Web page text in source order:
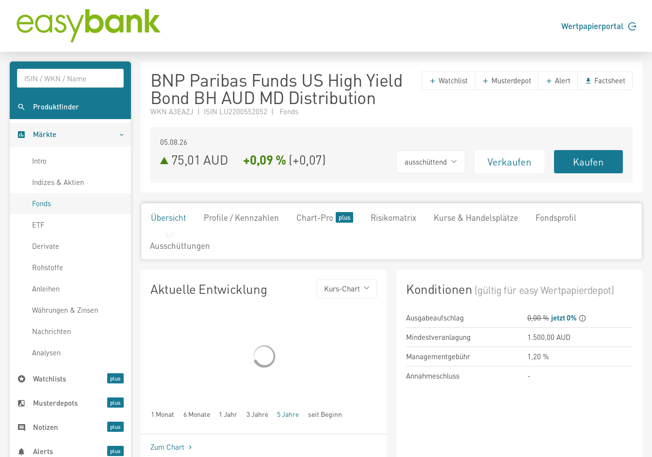
Wertpapierportal
Produktfinder
Märkte
Intro
Indizes & Aktien
Fonds
ETF
Derivate
Rohstoffe
Anleihen
Währungen & Zinsen
Nachrichten
Analysen
Watchlists
Musterdepots
Notizen
Alerts
BNP Paribas Funds US High Yield
Bond BH AUD MD Distribution
WKN A3EAZJ | ISIN LU2200552052 | Fonds
Watchlist Musterdepot Alert Factsheet
05.08.26
75,01 AUD +0,09 % (+0,07) ausschüttend Verkaufen Kaufen
Übersicht Profile / Kennzahlen Chart-Pro Risikomatrix Kurse & Handelsplätze Fondsprofil
Ausschüttungen
Aktuelle Entwicklung Kurs-Chart
1 Monat 6 Monate 1 Jahr 3 Jahre 5 Jahre seit Beginn
Zum Chart
Konditionen (gültig für easy Wertpapierdepot)
Ausgabeaufschlag 0,00 % jetzt 0%
Mindestveranlagung
1.500,00 AUD
Managementgebühr
1,20 %
Annahmeschluss
-